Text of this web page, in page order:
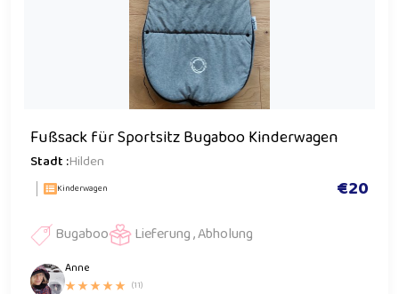
Fußsack für Sportsitz Bugaboo Kinderwagen
Stadt :Hilden
Kinderwagen €20
Bugaboo Lieferung , Abholung
Anne
(11)